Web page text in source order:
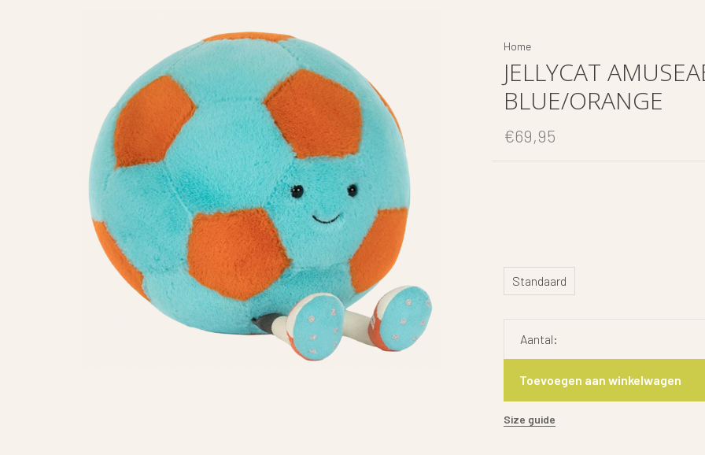
Home
JELLYCAT
BLUE/ORANGE
€69,95
Standaard
Aantal:
Toevoegen aan winkelwagen
Size guide